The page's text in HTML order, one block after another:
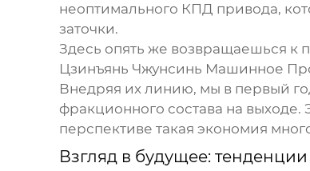
неоптимального КПД привода,
заточки.
Здесь опять же возвращаешься к
Цзинъянь Чжунсинь Машинное
Внедряя их линию, мы в первый
фракционного состава на
перспективе такая экономия
Взгляд в будущее: